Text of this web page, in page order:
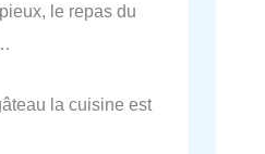
le repas du
la cuisine est